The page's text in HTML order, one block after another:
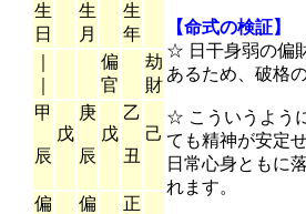
生
日
生
月
生
年
偏
官
劫
財
甲
辰
戊
庚
辰
戊
乙
丑
己
偏
偏
正
【命式の検証】
☆ 日干身弱の偏
あるため、破格
☆ こういうよう
ても精神が安定
日常心身ともに
れます。